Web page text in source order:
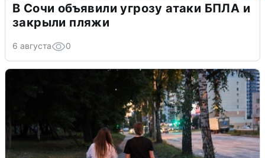
В Сочи объявили угрозу атаки БПЛА и
закрыли пляжи
6 августа 0